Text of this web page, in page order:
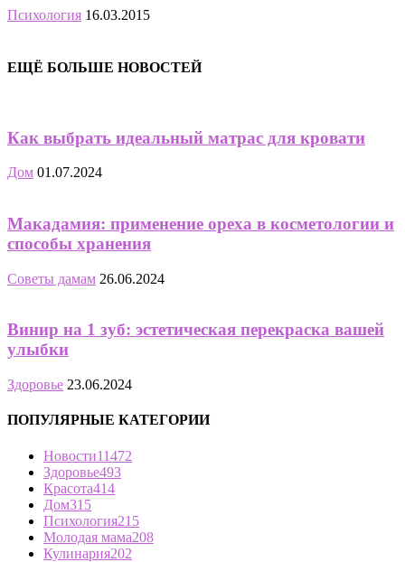
Психология 16.03.2015
ЕЩЁ БОЛЬШЕ НОВОСТЕЙ
Как выбрать идеальный матрас для кровати
Дом 01.07.2024
Макадамия: применение ореха в косметологии и
способы хранения
Советы дамам 26.06.2024
Винир на 1 зуб: эстетическая перекраска вашей
улыбки
Здоровье 23.06.2024
ПОПУЛЯРНЫЕ КАТЕГОРИИ
Новости11472
Здоровье493
Красота414
Дом315
Психология215
Молодая мама208
Кулинария202